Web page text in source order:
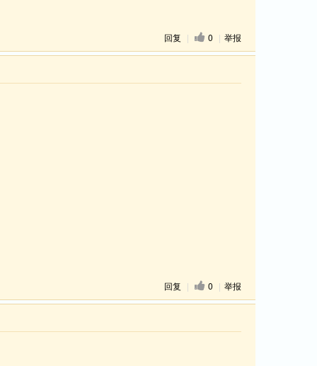
回复 | 0 | 举报
回复 | 0 | 举报